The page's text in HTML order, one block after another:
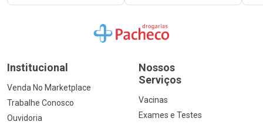
Ir para a Home
Institucional
Venda No Marketplace
Trabalhe Conosco
Ouvidoria
Nossos
Serviços
Vacinas
Exames e Testes